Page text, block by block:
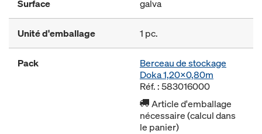
Surface galva
Unité d'emballage 1 pc.
Pack
Berceau de stockage
Doka 1,20x0,80m
Réf. : 583016000
Article d'emballage
nécessaire (calcul dans
le panier)